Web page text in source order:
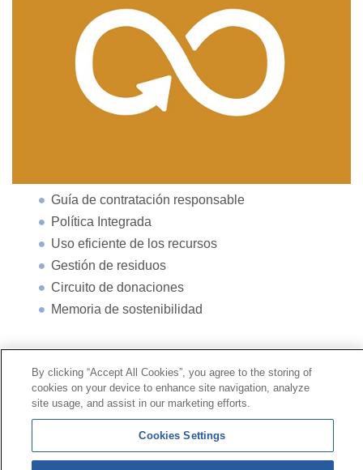
Guía de contratación responsable
Política Integrada
Uso eficiente de los recursos
Gestión de residuos
Circuito de donaciones
Memoria de sostenibilidad
Línea Universal 900 203 203 |Zona Privada Comisión de
Prestaciones Especiales|Zona Privada Proveedor
© Mutua Universal 2026 | Mapa del sitio | Aviso legal
By clicking “Accept All Cookies”, you agree to the storing of
cookies on your device to enhance site navigation, analyze
site usage, and assist in our marketing efforts.
Cookies Settings